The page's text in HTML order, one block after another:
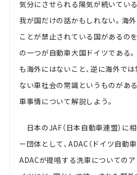
気分にさせられる陽気が続いてい
我が国だけの話かもしれない。海
ことが禁止されている国があるの
の一つが自動車大国ドイツである
も海外にはないこと、逆に海外で
ない車社会の常識というものがあ
車事情について解説しよう。
日本のJAF（日本自動車連盟）に
ー団体として、ADAC（ドイツ自動
ADACが提唱する洗車についての